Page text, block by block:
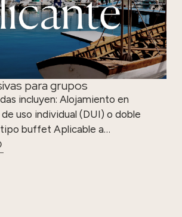
para grupos
incluyen: Alojamiento en
uso individual (DUI) o doble
tipo buffet Aplicable a…